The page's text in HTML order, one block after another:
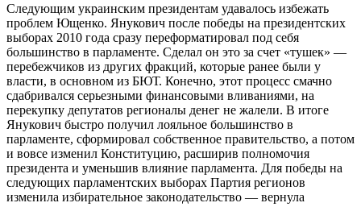
Следующим украинским президентам удавалось избежать
проблем Ющенко. Янукович после победы на президентских
выборах 2010 года сразу переформатировал под себя
большинство в парламенте. Сделал он это за счет «тушек» —
перебежчиков из других фракций, которые ранее были у
власти, в основном из БЮТ. Конечно, этот процесс смачно
сдабривался серьезными финансовыми вливаниями, на
перекупку депутатов регионалы денег не жалели. В итоге
Янукович быстро получил лояльное большинство в
парламенте, сформировал собственное правительство, а потом
и вовсе изменил Конституцию, расширив полномочия
президента и уменьшив влияние парламента. Для победы на
следующих парламентских выборах Партия регионов
изменила избирательное законодательство — вернула